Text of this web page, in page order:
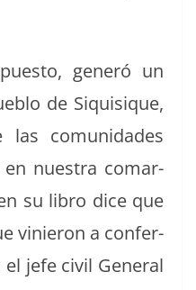
gen­eró un
de Siquisique,
las comu­nidades
en nues­tra comar­
su libro dice que
vinieron a con­fer­
jefe civ­il Gen­er­al